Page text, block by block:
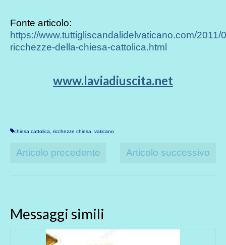
Fonte articolo:
https://www.tuttigliscandalidelvaticano.com/2011/
ricchezze-della-chiesa-cattolica.html
www.laviadiuscita.net
chiesa cattolica ricchezze chiesa vaticano
Articolo precedente Articolo successivo
Messaggi simili